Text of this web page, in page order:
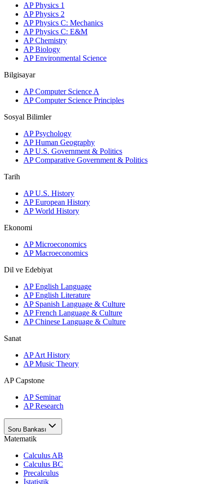
AP Physics 1
AP Physics 2
AP Physics C: Mechanics
AP Physics C: E&M
AP Chemistry
AP Biology
AP Environmental Science
Bilgisayar
AP Computer Science A
AP Computer Science Principles
Sosyal Bilimler
AP Psychology
AP Human Geography
AP U.S. Government & Politics
AP Comparative Government & Politics
Tarih
AP U.S. History
AP European History
AP World History
Ekonomi
AP Microeconomics
AP Macroeconomics
Dil ve Edebiyat
AP English Language
AP English Literature
AP Spanish Language & Culture
AP French Language & Culture
AP Chinese Language & Culture
Sanat
AP Art History
AP Music Theory
AP Capstone
AP Seminar
AP Research
Soru Bankası
Matematik
Calculus AB
Calculus BC
Precalculus
İstatistik